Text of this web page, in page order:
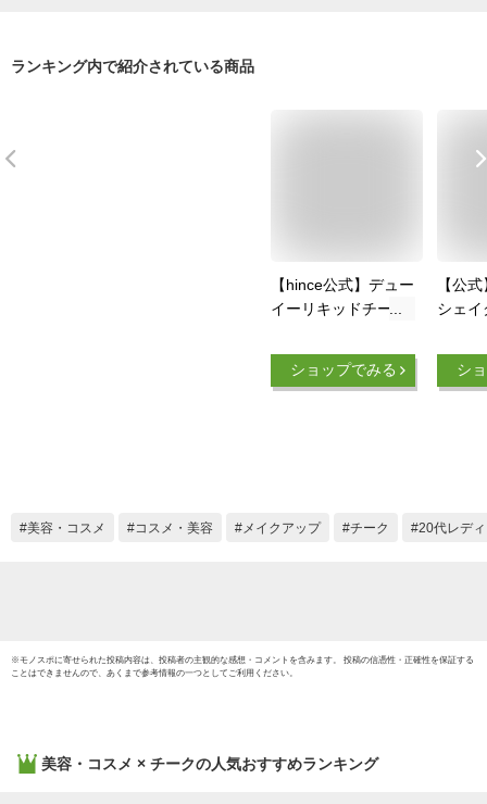
ランキング内で紹介されている商品
【hince公式】デュー
イーリキッドチーク
ンス / ツヤ
ショップでみる
【公
シェイ
4色 血
ナチ
発色
シ
美容・コスメ コスメ・美容 メイクアップ チーク 20代レデ
※モノスポに寄せられた投稿内容は、投稿者の主観的な感想・コメントを含みます。 投稿の信憑性・正確性を保証する
ことはできませんので、あくまで参考情報の一つとしてご利用ください。
美容・コスメ × チークの人気おすすめランキング